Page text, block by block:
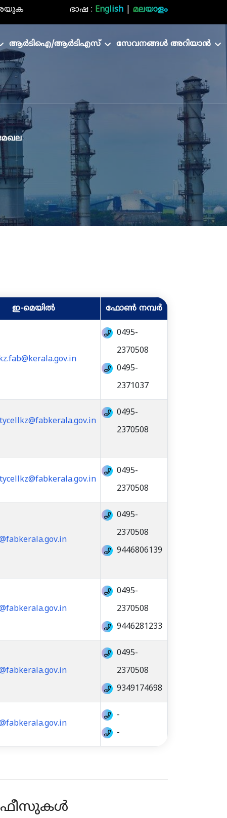
ഭാഷ : English മലയാളം
ആർടിഐ/ആർടിഎസ് സേവനങ്ങൾ അറിയാൻ
ഇ-മെയിൽ ഫോൺ നമ്പർ
0495-
2370508
0495-
2371037
0495-
2370508
0495-
2370508
0495-
2370508
9446806139
0495-
2370508
9446281233
0495-
2370508
9349174698
-
-